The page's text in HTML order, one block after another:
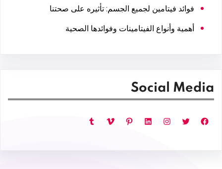
فوائد فيتامين لجميع الجسم: تأثيره على صحتنا
أهمية وأنواع الفيتامينات وفوائدها الصحية
Social Media
فيسبوك تويتر إنستجرام لينكد إن بينتريست فيميو تمبلر